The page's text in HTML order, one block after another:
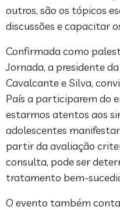
outros, são os tópicos
discussões e capacitar
Confirmada como
Jornada, a presidente
Cavalcante e Silva,
País a participarem do
estarmos atentos aos
adolescentes
partir da avaliação
consulta, pode ser
tratamento bem-
O evento também